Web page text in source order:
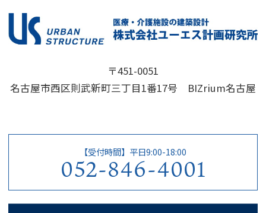
〒451-0051
名古屋市西区則武新町三丁目1番17号 BIZrium名古屋
【受付時間】平日9:00-18:00
052-846-4001